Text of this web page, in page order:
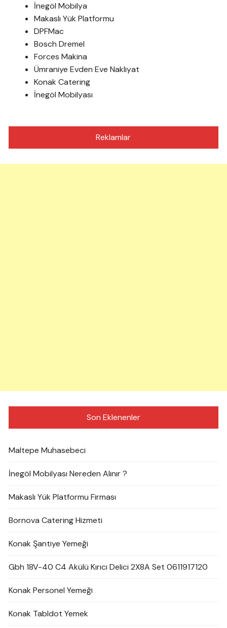
İnegöl Mobilya
Makaslı Yük Platformu
DPFMac
Bosch Dremel
Forces Makina
Ümraniye Evden Eve Nakliyat
Konak Catering
İnegöl Mobilyası
Reklamlar
Son Eklenenler
Maltepe Muhasebeci
İnegöl Mobilyası Nereden Alınır ?
Makaslı Yük Platformu Firması
Bornova Catering Hizmeti
Konak Şantiye Yemeği
Gbh 18V-40 C4 Akülü Kırıcı Delici 2X8A Set 0611917120
Konak Personel Yemeği
Konak Tabldot Yemek